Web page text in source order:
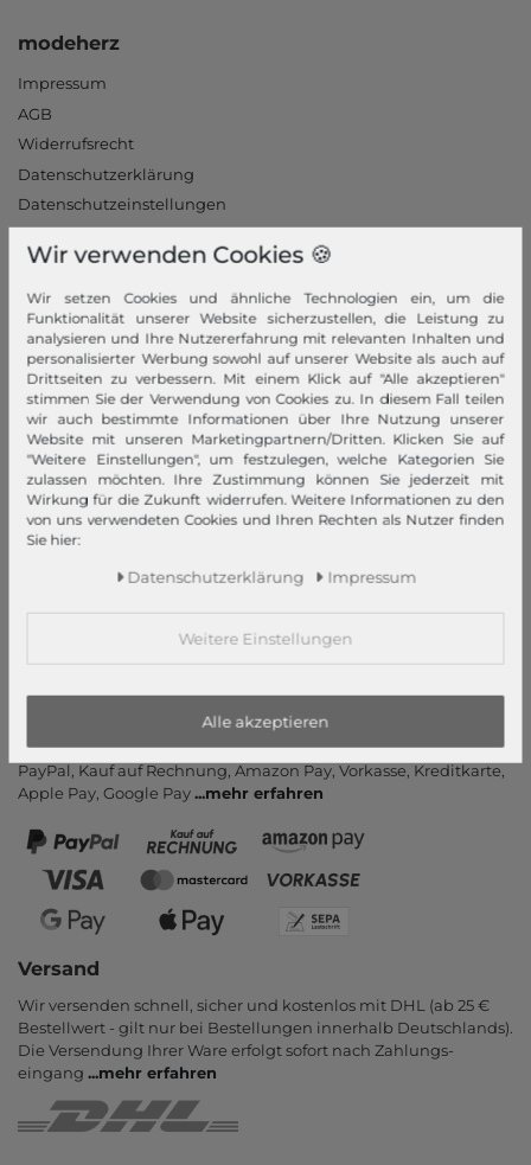
modeherz
Impressum
AGB
Widerrufsrecht
Datenschutzerklärung
Datenschutzeinstellungen
Jobs
Unsere Stores
Mein Konto
Login
Neukunde?
Informationen
Kontakt
Rücksendung
Zahlung und Versand
PayPal, Kauf auf Rechnung, Amazon Pay, Vor­kasse, Kredit­karte,
Apple Pay, Google Pay...mehr erfahren
Versand
Wir versenden schnell, sicher und kostenlos mit DHL (ab 25 €
Bestell­wert - gilt nur bei Bestel­lungen inner­halb Deutsch­lands).
Die Ver­sendung Ihrer Ware er­folgt sofort nach Zahlungs­
eingang ...mehr erfahren
Wir verwenden Cookies 🍪
Wir setzen Cookies und ähnliche Technologien ein, um die
Funktionalität unserer Website sicherzustellen, die Leistung zu
analysieren und Ihre Nutzererfahrung mit relevanten Inhalten und
personalisierter Werbung sowohl auf unserer Website als auch auf
Drittseiten zu verbessern. Mit einem Klick auf "Alle akzeptieren"
stimmen Sie der Verwendung von Cookies zu. In diesem Fall teilen
wir auch bestimmte Informationen über Ihre Nutzung unserer
Website mit unseren Marketingpartnern/Dritten. Klicken Sie auf
"Weitere Einstellungen", um festzulegen, welche Kategorien Sie
zulassen möchten. Ihre Zustimmung können Sie jederzeit mit
Wirkung für die Zukunft widerrufen. Weitere Informationen zu den
von uns verwendeten Cookies und Ihren Rechten als Nutzer finden
Sie hier:
Daten­schutz­erklärung Impressum
Weitere Einstellungen
Alle akzeptieren